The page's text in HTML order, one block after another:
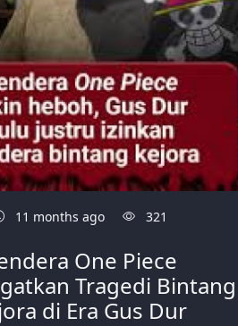
11 months ago 321
One Piece
Tragedi Bintang
di Era Gus Dur